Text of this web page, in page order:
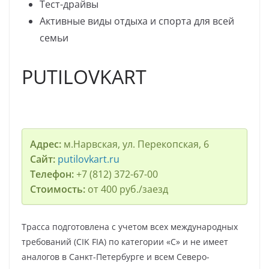
Тест-драйвы
Активные виды отдыха и спорта для всей
семьи
PUTILOVKART
Адрес:м.Нарвская, ул. Перекопская, 6
Сайт: putilovkart.ru
Телефон:+7 (812) 372-67-00
Стоимость:от 400 руб./заезд
Трасса подготовлена с учетом всех международных
требований (CIK FIA) по категории «С» и не имеет
аналогов в Санкт-Петербурге и всем Северо-